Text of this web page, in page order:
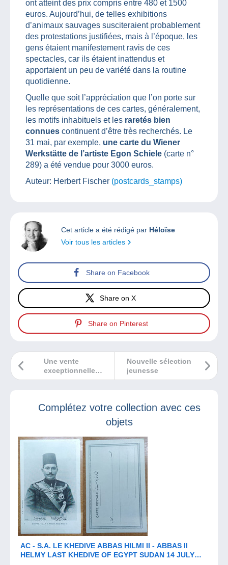
ont atteint des prix compris entre 480 et 1500
euros. Aujourd’hui, de telles exhibitions
d’animaux sauvages susciteraient probablement
des protestations justifiées, mais à l’époque, les
gens étaient manifestement ravis de ces
spectacles, car ils étaient inattendus et
apportaient un peu de variété dans la routine
quotidienne.
Quelle que soit l’appréciation que l’on porte sur
les représentations de ces cartes, généralement,
les motifs inhabituels et les raretés bien
connues continuent d’être très recherchés. Le
31 mai, par exemple, une carte du Wiener
Werkstätte de l’artiste Egon Schiele (carte n°
289) a été vendue pour 3000 euros.
Auteur: Herbert Fischer (postcards_stamps)
Cet article a été rédigé par Héloïse
Voir tous les articles
Share on Facebook
Share on X
Share on Pinterest
Nouvelle sélection
jeunesse
Une vente
exceptionnelle
pour les 50 ans de
: une lettre
Complétez votre collection avec ces
objets
AC - ​​​​​​​S.A. LE KHEDIVE ABBAS HILMI II - ABBAS II
HELMY LAST KHEDIVE OF EGYPT SUDAN 14 JULY